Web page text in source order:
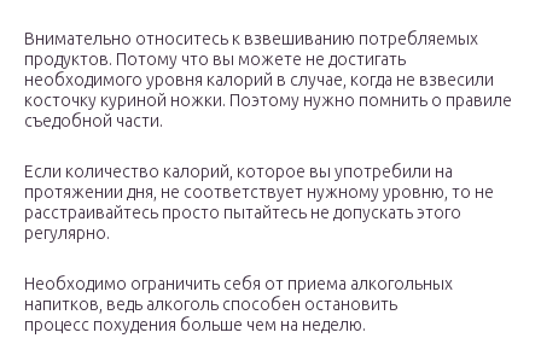
Внимательно относитесь к взвешиванию потребляемых
продуктов. Потому что вы можете не достигать
необходимого уровня калорий в случае, когда не взвесили
косточку куриной ножки. Поэтому нужно помнить о правиле
съедобной части.
Если количество калорий, которое вы употребили на
протяжении дня, не соответствует нужному уровню, то не
расстраивайтесь просто пытайтесь не допускать этого
регулярно.
Необходимо ограничить себя от приема алкогольных
напитков, ведь алкоголь способен остановить
процесс похудения больше чем на неделю.